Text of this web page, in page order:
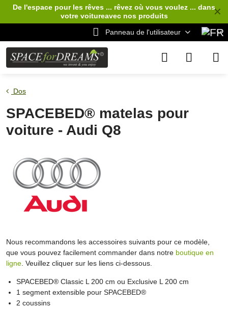
✕
De l'espace pour les rêves ... rêvez où vous voulez ... dans
votre voitureavec nos produits
Panneau de l'utilisateur
Dos
SPACEBED® matelas pour
voiture - Audi Q8
Nous recommandons les accessoires suivants pour ce modèle,
que vous pouvez facilement commander dans notre boutique en
ligne . Veuillez cliquer sur les liens ci-dessous.
SPACEBED® Classic L 200 cm ou Exclusive L 200 cm
1 segment extensible pour SPACEBED®
2 coussins